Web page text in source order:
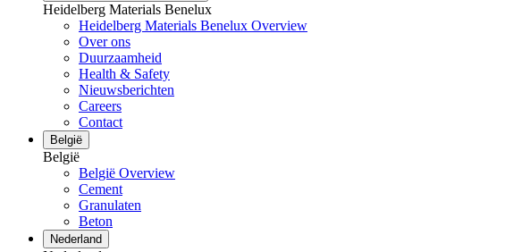
Heidelberg Materials Benelux
Heidelberg Materials Benelux Overview
Over ons
Duurzaamheid
Health & Safety
Nieuwsberichten
Careers
Contact
België
België
België Overview
Cement
Granulaten
Beton
Nederland